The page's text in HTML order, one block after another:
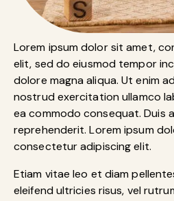
Lorem ipsum dolor sit amet,
elit, sed do eiusmod tempor
dolore magna aliqua. Ut enim
nostrud exercitation ullamco
ea commodo consequat. Duis
reprehenderit. Lorem ipsum
consectetur adipiscing elit.
Etiam vitae leo et diam
eleifend ultricies risus, vel